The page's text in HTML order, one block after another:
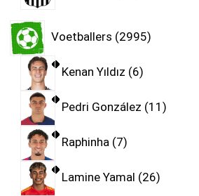
Voetballers 2995
Kenan Yıldız 6
Pedri González 11
Raphinha 7
Lamine Yamal 26